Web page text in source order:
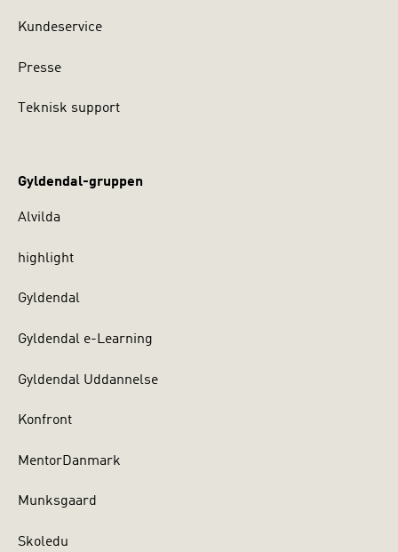
Kundeservice
Presse
Teknisk support
Gyldendal-gruppen
Alvilda
highlight
Gyldendal
Gyldendal e-Learning
Gyldendal Uddannelse
Konfront
MentorDanmark
Munksgaard
Skoledu